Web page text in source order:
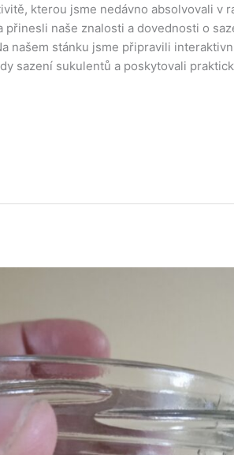
kterou jsme nedávno absolvovali v
přinesli naše znalosti a dovednosti o
našem stánku jsme připravili
sazení sukulentů a poskytovali